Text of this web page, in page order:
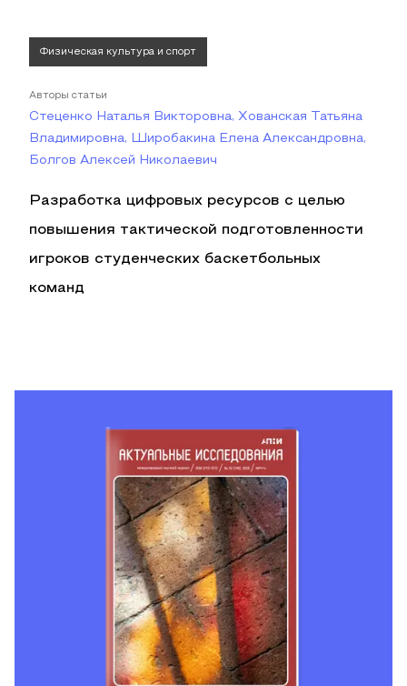
Физическая культура и спорт
Авторы статьи
Стеценко Наталья Викторовна, Хованская Татьяна
Владимировна, Широбакина Елена Александровна,
Болгов Алексей Николаевич
Разработка цифровых ресурсов с целью
повышения тактической подготовленности
игроков студенческих баскетбольных
команд